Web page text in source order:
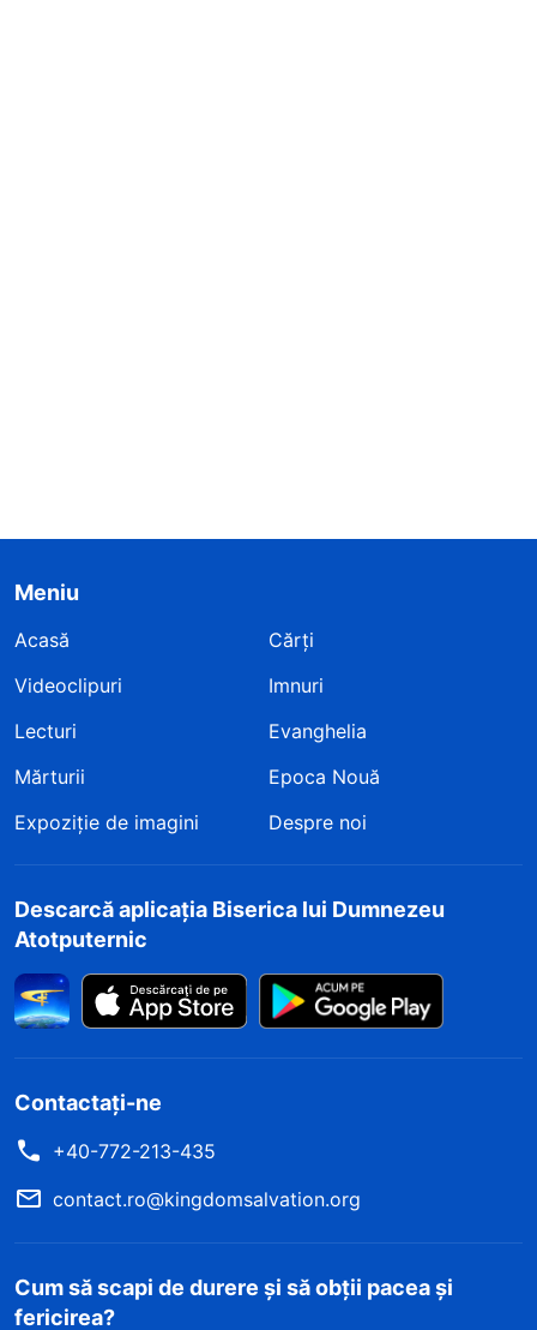
Meniu
Acasă
Cărți
Videoclipuri
Imnuri
Lecturi
Evanghelia
Mărturii
Epoca Nouă
Expoziție de imagini
Despre noi
Descarcă aplicația Biserica lui Dumnezeu
Atotputernic
Contactați-ne
+40-772-213-435
contact.ro@kingdomsalvation.org
Cum să scapi de durere și să obții pacea și
fericirea?